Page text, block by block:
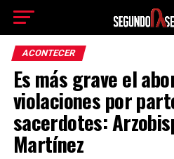
ACONTECER
Es más grave el
violaciones por
sacerdotes:
Martínez